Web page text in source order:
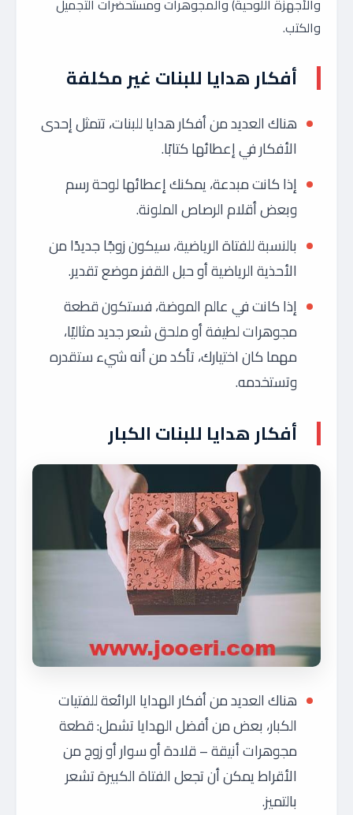
والأجهزة اللوحية) والمجوهرات ومستحضرات التجميل
والكتب.
أفكار هدايا للبنات غير مكلفة
هناك العديد من أفكار هدايا للبنات، تتمثل إحدى
الأفكار في إعطائها كتابًا.
إذا كانت مبدعة، يمكنك إعطائها لوحة رسم
وبعض أقلام الرصاص الملونة.
بالنسبة للفتاة الرياضية، سيكون زوجًا جديدًا من
الأحذية الرياضية أو حبل القفز موضع تقدير.
إذا كانت في عالم الموضة، فستكون قطعة
مجوهرات لطيفة أو ملحق شعر جديد مثاليًا،
مهما كان اختيارك، تأكد من أنه شيء ستقدره
وتستخدمه.
أفكار هدايا للبنات الكبار
هناك العديد من أفكار الهدايا الرائعة للفتيات
الكبار، بعض من أفضل الهدايا تشمل: قطعة
مجوهرات أنيقة – قلادة أو سوار أو زوج من
الأقراط يمكن أن تجعل الفتاة الكبيرة تشعر
بالتميز.